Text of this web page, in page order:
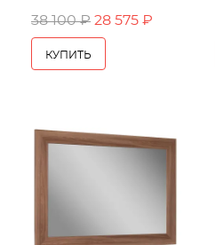
38 100 ₽ 28 575 ₽
КУПИТЬ